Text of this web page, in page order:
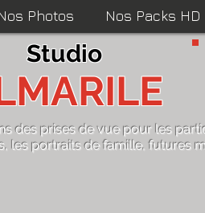
Photos Nos Packs HD
Studio
des prises de vue pour les
, les portraits de famille,futures